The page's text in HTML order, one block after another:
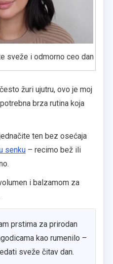
sveže i odmorno ceo dan
žuri ujutru, ovo je moj
brza rutina koja
ten bez osećaja
senku – recimo bež ili
i balzamom za
prstima za prirodan
kao rumenilo –
sveže čitav dan.